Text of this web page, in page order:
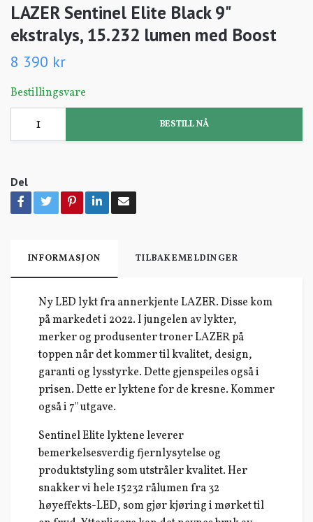
LAZER Sentinel Elite Black 9"
ekstralys, 15.232 lumen med Boost
8 390 kr
Bestillingsvare
BESTILL NÅ
Del
INFORMASJON TILBAKEMELDINGER
Ny LED lykt fra annerkjente LAZER. Disse kom
på markedet i 2022. I jungelen av lykter,
merker og produsenter troner LAZER på
toppen når det kommer til kvalitet, design,
garanti og lysstyrke. Dette gjenspeiles også i
prisen. Dette er lyktene for de kresne. Kommer
også i 7" utgave.
Sentinel Elite lyktene leverer
bemerkelsesverdig fjernlysytelse og
produktstyling som utstråler kvalitet. Her
snakker vi hele 15232 rålumen fra 32
høyeffekts-LED, som gjør kjøring i mørket til